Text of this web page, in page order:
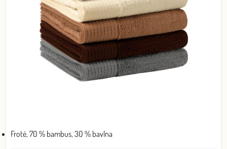
Froté, 70 % bambus, 30 % bavlna